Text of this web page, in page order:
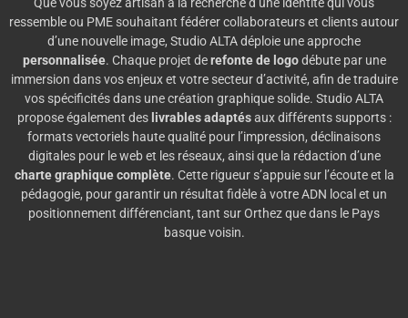
ressemble ou PME souhaitant fédérer collaborateurs et clients autour
d’une nouvelle image, Studio ALTA déploie une approche
personnalisée. Chaque projet derefonte de logodébute par une
immersion dans vos enjeux et votre secteur d’activité, afin de traduire
vos spécificités dans une création graphique solide. Studio ALTA
propose également des livrables adaptésaux différents supports :
formats vectoriels haute qualité pour l’impression, déclinaisons
digitales pour le web et les réseaux, ainsi que la rédaction d’une
charte graphique complète. Cette rigueur s’appuie sur l’écoute et la
pédagogie, pour garantir un résultat fidèle à votre ADN local et un
positionnement différenciant, tant sur Orthez que dans le Pays
basque voisin.